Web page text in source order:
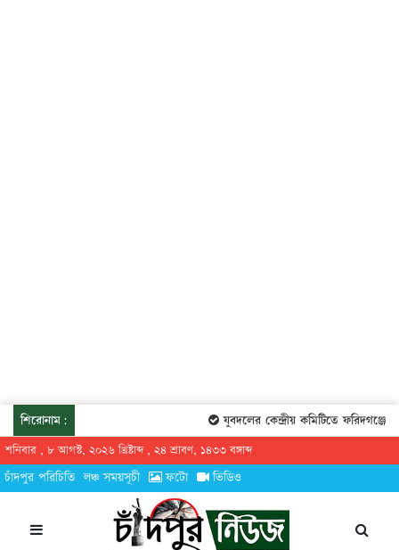
শিরোনাম: যুবদলের কেন্দ্রীয় কমিটিতে ফরিদগঞ্জের
শনিবার , ৮ আগস্ট, ২০২৬ খ্রিষ্টাব্দ , ২৪ শ্রাবণ, ১৪৩৩ বঙ্গাব্দ
চাঁদপুর পরিচিতি লঞ্চ সময়সূচী ফটো ভিডিও